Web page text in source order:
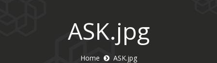
ASK.jpg
Home ASK.jpg